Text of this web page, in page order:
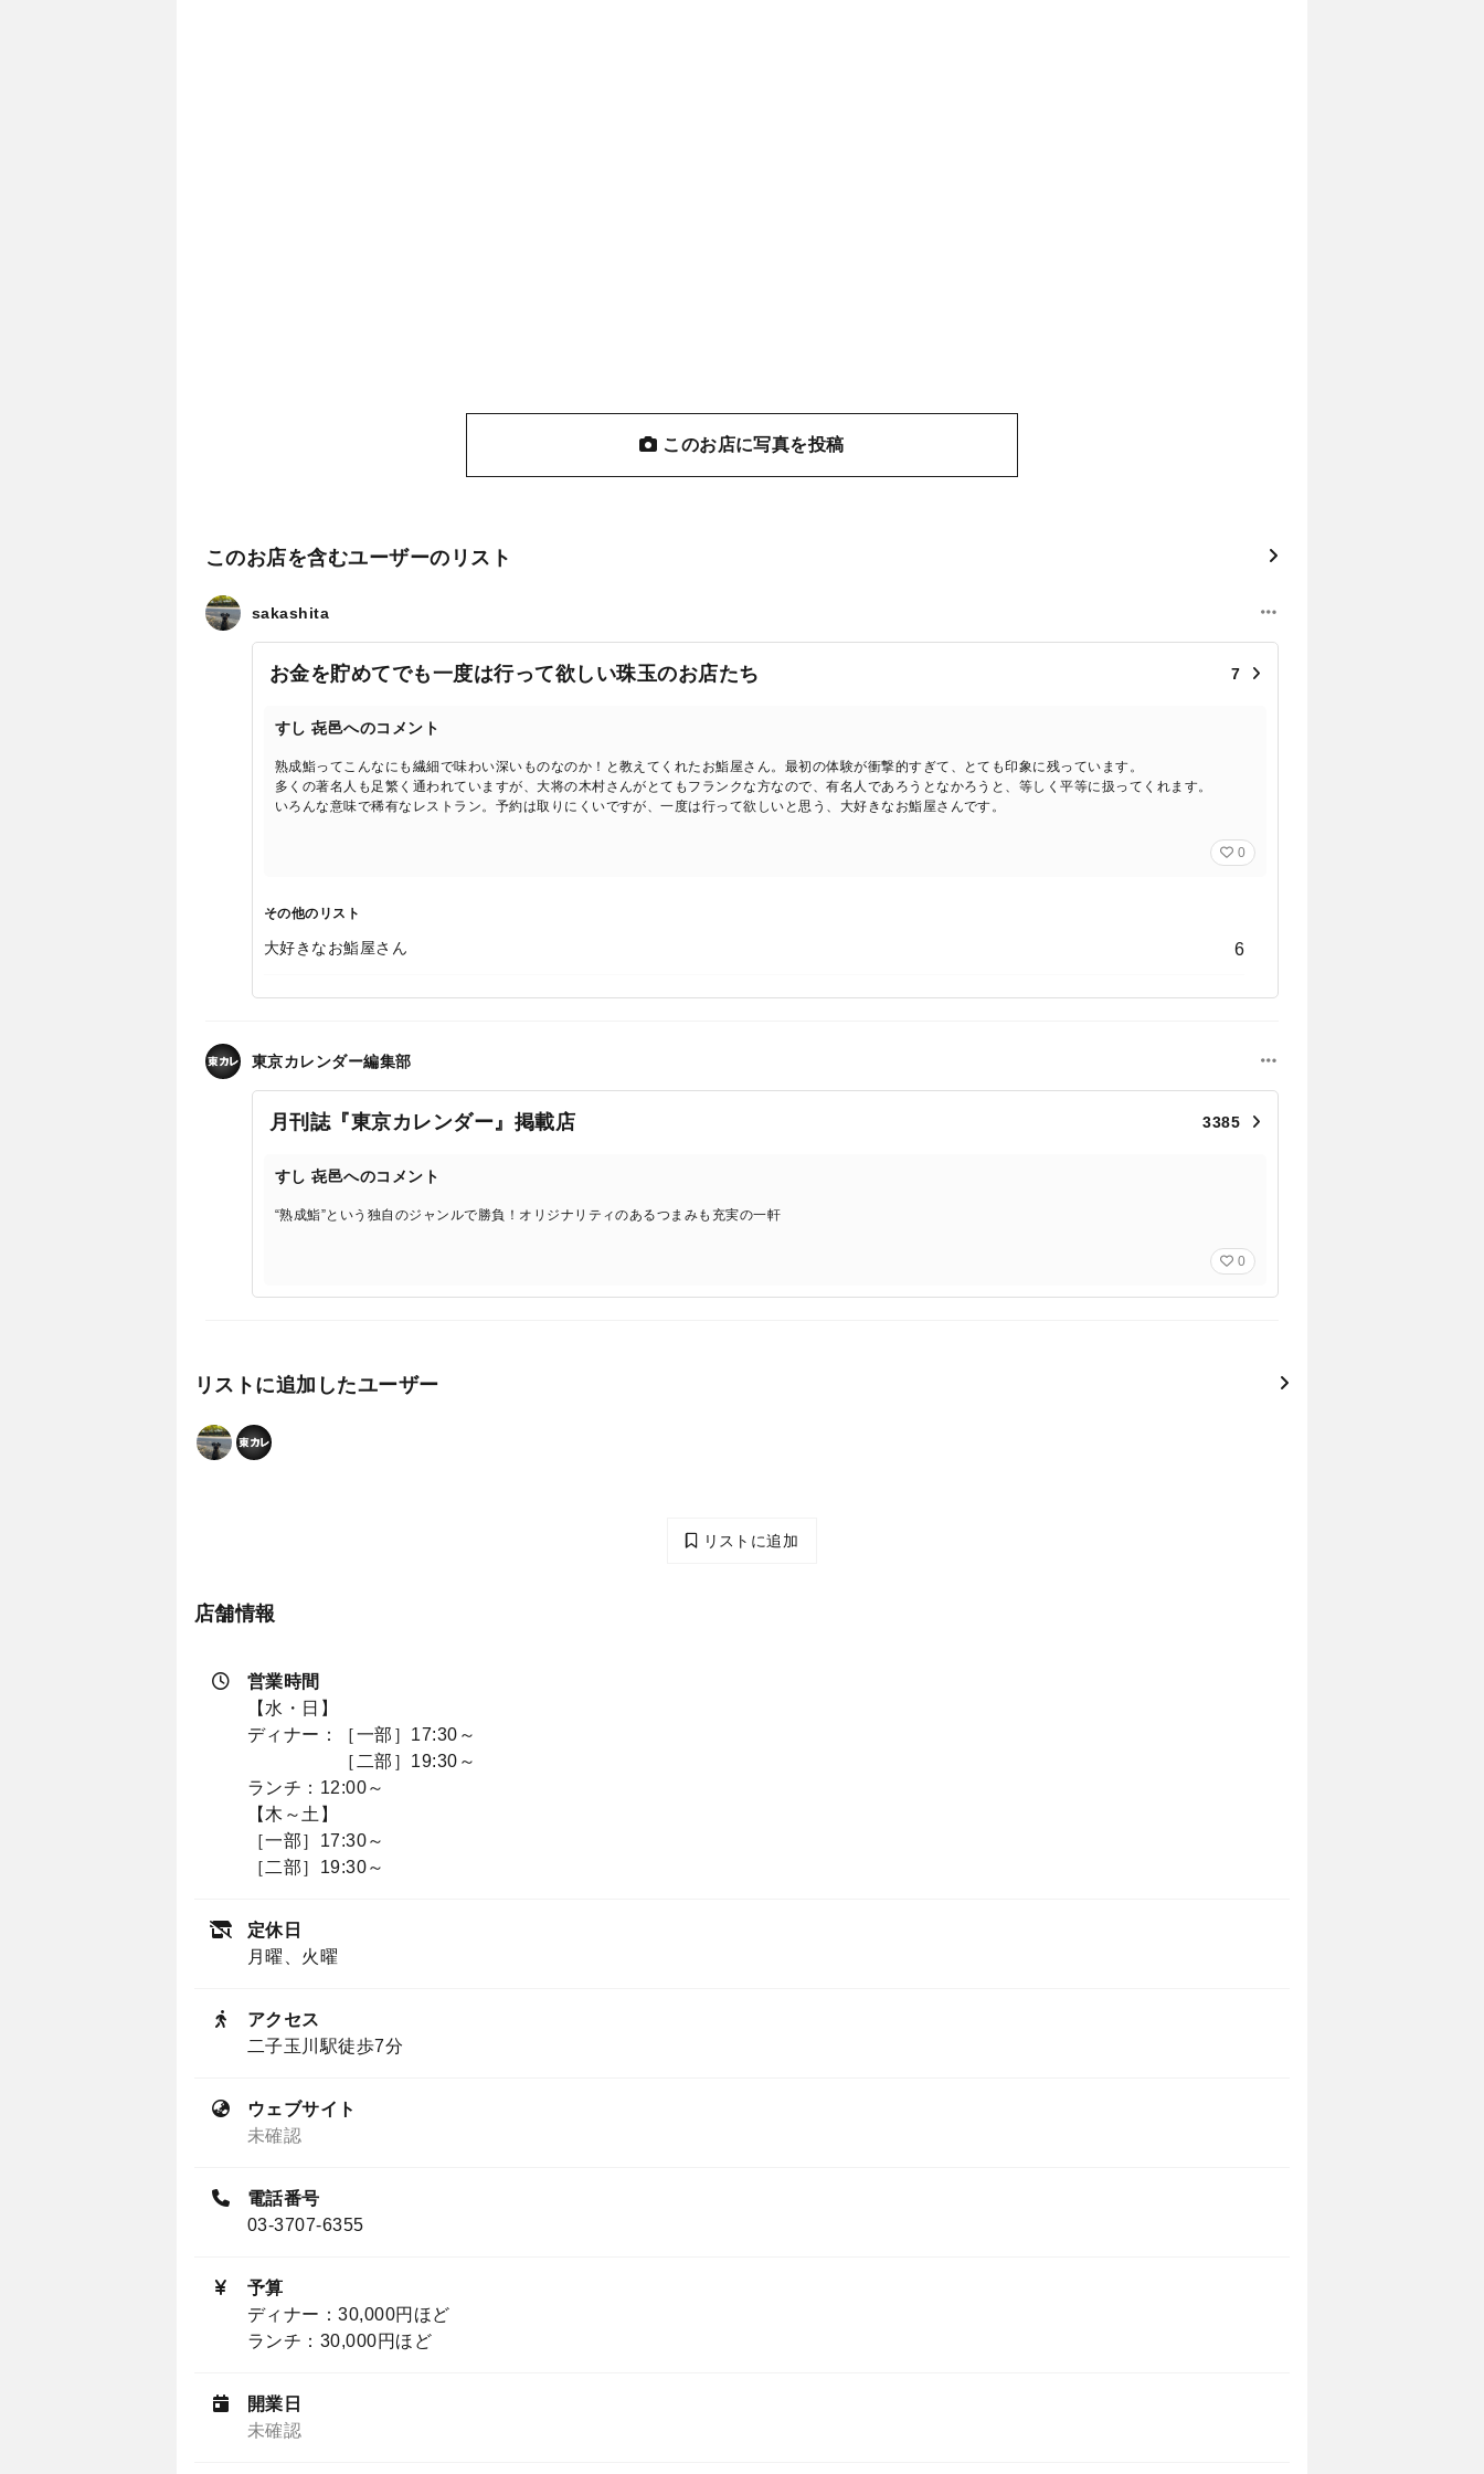
このお店に写真を投稿
このお店を含むユーザーのリスト
sakashita
お金を貯めてでも一度は行って欲しい珠玉のお店たち 7
すし 㐂邑へのコメント
熟成鮨ってこんなにも繊細で味わい深いものなのか！と教えてくれたお鮨屋さん。最初の体験が衝撃的すぎて、とても印象に残っています。
多くの著名人も足繁く通われていますが、大将の木村さんがとてもフランクな方なので、有名人であろうとなかろうと、等しく平等に扱ってくれます。
いろんな意味で稀有なレストラン。予約は取りにくいですが、一度は行って欲しいと思う、大好きなお鮨屋さんです。
0
その他のリスト
大好きなお鮨屋さん 6
東京カレンダー編集部
月刊誌『東京カレンダー』掲載店 3385
すし 㐂邑へのコメント
“熟成鮨”という独自のジャンルで勝負！オリジナリティのあるつまみも充実の一軒
0
リストに追加したユーザー
リストに追加
店舗情報
営業時間
【水・日】
ディナー：［一部］17:30～
［二部］19:30～
ランチ：12:00～
【木～土】
［一部］17:30～
［二部］19:30～
定休日
月曜、火曜
アクセス
二子玉川駅徒歩7分
ウェブサイト
未確認
電話番号
03-3707-6355
予算
ディナー：30,000円ほど
ランチ：30,000円ほど
開業日
未確認